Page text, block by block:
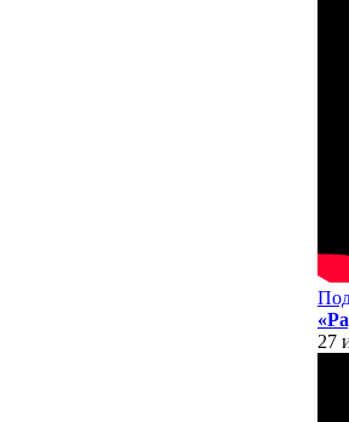
27